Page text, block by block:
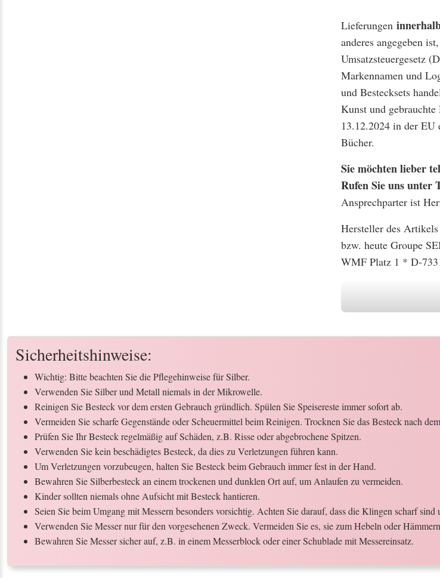
Lieferungen
anderes angegeben
Umsatzsteuergesetz
Markennamen und
und Bestecksets
Kunst und
13.12.2024 in der EU
Bücher.
Sie möchten lieber
Rufen Sie uns unter
Ansprechparter ist
Hersteller des
bzw. heute Groupe
WMF Platz 1 * D-
Sicherheitshinweise:
Wichtig: Bitte beachten Sie die Pflegehinweise für Silber.
Verwenden Sie Silber und Metall niemals in der Mikrowelle.
Reinigen Sie Besteck vor dem ersten Gebrauch gründlich. Spülen Sie Speisereste immer sofort ab.
Vermeiden Sie scharfe Gegenstände oder Scheuermittel beim Reinigen. Trocknen Sie das Besteck nach
Prüfen Sie Ihr Besteck regelmäßig auf Schäden, z.B. Risse oder abgebrochene Spitzen.
Verwenden Sie kein beschädigtes Besteck, da dies zu Verletzungen führen kann.
Um Verletzungen vorzubeugen, halten Sie Besteck beim Gebrauch immer fest in der Hand.
Bewahren Sie Silberbesteck an einem trockenen und dunklen Ort auf, um Anlaufen zu vermeiden.
Kinder sollten niemals ohne Aufsicht mit Besteck hantieren.
Seien Sie beim Umgang mit Messern besonders vorsichtig. Achten Sie darauf, dass die Klingen scharf sind
Verwenden Sie Messer nur für den vorgesehenen Zweck. Vermeiden Sie es, sie zum Hebeln oder
Bewahren Sie Messer sicher auf, z.B. in einem Messerblock oder einer Schublade mit Messereinsatz.